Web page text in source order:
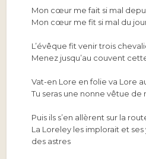
Mon cœur me fait si mal
Mon cœur me fit si mal du jour
L’évêque fit venir trois
Menez jusqu’au couvent
Vat-en Lore en folie va Lore
Tu seras une nonne vêtue de
Puis ils s’en allèrent sur la
La Loreley les implorait et
des astres